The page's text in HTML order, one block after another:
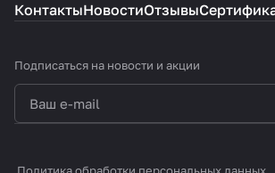
КонтактыНовостиОтзывы
Подписаться на новости и акции